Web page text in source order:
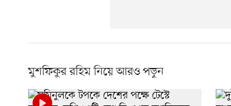
মুশফিকুর রহিম নিয়ে আরও পড়ুন